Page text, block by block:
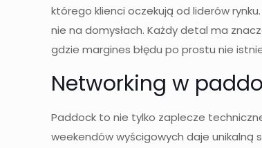
którego klienci oczekują od liderów
nie na domysłach. Każdy detal ma
gdzie margines błędu po prostu nie
Networking w
Paddock to nie tylko zaplecze
weekendów wyścigowych daje unikalną